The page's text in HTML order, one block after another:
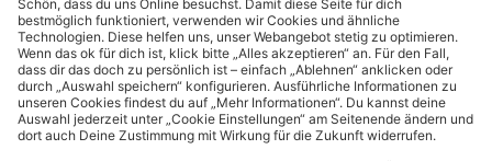
Cookie-Einstellungen
Kundeninformationen